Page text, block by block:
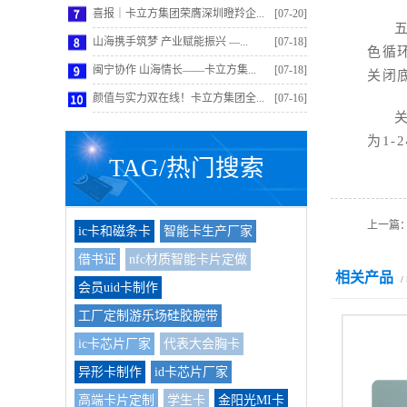
喜报｜卡立方集团荣膺深圳瞪羚企... [07-20]
山海携手筑梦 产业赋能振兴 —... [07-18]
闽宁协作 山海情长——卡立方集... [07-18]
颜值与实力双在线！卡立方集团全... [07-16]
TAG/热门搜索
ic卡和磁条卡 智能卡生产厂家
借书证 nfc材质智能卡片定做
会员uid卡制作
工厂定制游乐场硅胶腕带
ic卡芯片厂家 代表大会胸卡
异形卡制作 id卡芯片厂家
高端卡片定制 学生卡 金阳光MI卡
色循
关闭
为1-
上一篇
相关产品 /